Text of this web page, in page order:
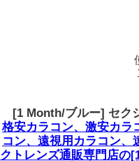
[1 Month/ブルー] セク
格安カラコン、激安カラ
コン、遠視用カラコン、
クトレンズ通販専門店の